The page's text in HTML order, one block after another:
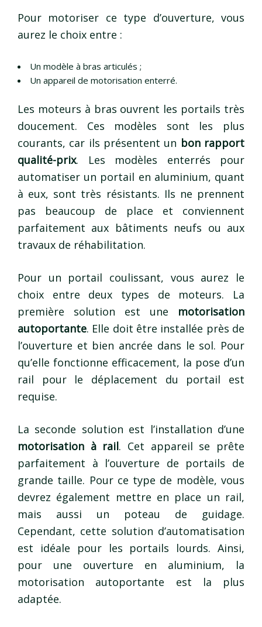
Pour motoriser ce type d’ouverture, vous
aurez le choix entre :
Un modèle à bras articulés ;
Un appareil de motorisation enterré.
Les moteurs à bras ouvrent les portails très
doucement. Ces modèles sont les plus
courants, car ils présentent un bon rapport
qualité-prix. Les modèles enterrés pour
automatiser un portail en aluminium, quant
à eux, sont très résistants. Ils ne prennent
pas beaucoup de place et conviennent
parfaitement aux bâtiments neufs ou aux
travaux de réhabilitation.
Pour un portail coulissant, vous aurez le
choix entre deux types de moteurs. La
première solution est une motorisation
autoportante. Elle doit être installée près de
l’ouverture et bien ancrée dans le sol. Pour
qu’elle fonctionne efficacement, la pose d’un
rail pour le déplacement du portail est
requise.
La seconde solution est l’installation d’une
motorisation à rail. Cet appareil se prête
parfaitement à l’ouverture de portails de
grande taille. Pour ce type de modèle, vous
devrez également mettre en place un rail,
mais aussi un poteau de guidage.
Cependant, cette solution d’automatisation
est idéale pour les portails lourds. Ainsi,
pour une ouverture en aluminium, la
motorisation autoportante est la plus
adaptée.